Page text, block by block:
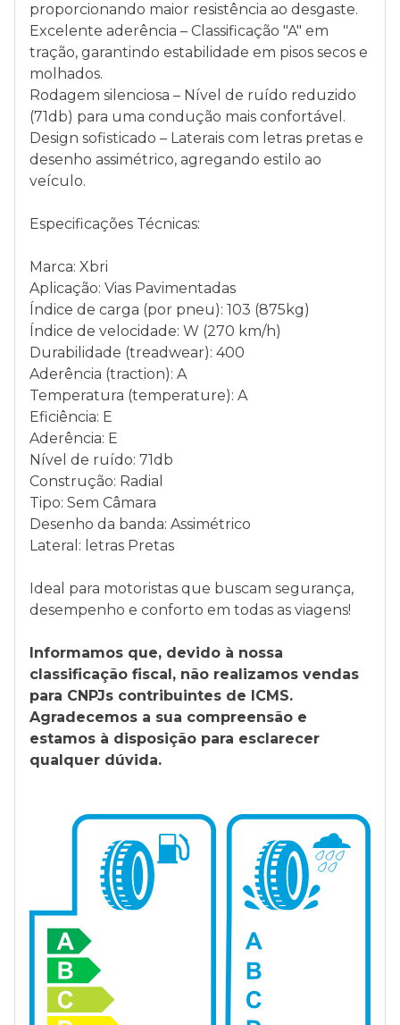
proporcionando maior resistência ao desgaste.
Excelente aderência – Classificação "A" em
tração, garantindo estabilidade em pisos secos e
molhados.
Rodagem silenciosa – Nível de ruído reduzido
(71db) para uma condução mais confortável.
Design sofisticado – Laterais com letras pretas e
desenho assimétrico, agregando estilo ao
veículo.
Especificações Técnicas:
Marca: Xbri
Aplicação: Vias Pavimentadas
Índice de carga (por pneu): 103 (875kg)
Índice de velocidade: W (270 km/h)
Durabilidade (treadwear): 400
Aderência (traction): A
Temperatura (temperature): A
Eficiência: E
Aderência: E
Nível de ruído: 71db
Construção: Radial
Tipo: Sem Câmara
Desenho da banda: Assimétrico
Lateral: letras Pretas
Ideal para motoristas que buscam segurança,
desempenho e conforto em todas as viagens!
Informamos que, devido à nossa
classificação fiscal, não realizamos vendas
para CNPJs contribuintes de ICMS.
Agradecemos a sua compreensão e
estamos à disposição para esclarecer
qualquer dúvida.